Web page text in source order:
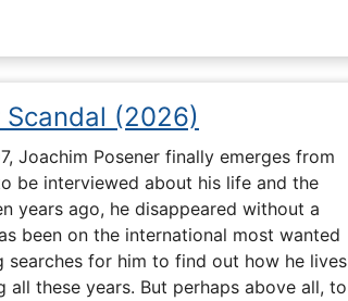
(2026)
Joachim Posener finally emerges from
be interviewed about his life and the
years ago, he disappeared without a
been on the international most wanted
searches for him to find out how he lives
all these years. But perhaps above all, to